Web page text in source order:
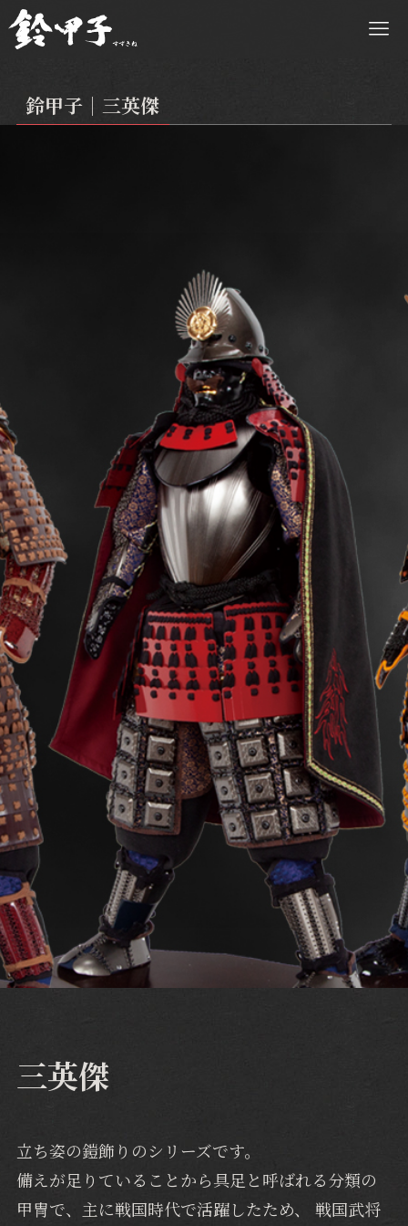
鈴甲子｜三英傑
三英傑
立ち姿の鎧飾りのシリーズです。
備えが足りていることから具足と呼ばれる分類の
甲冑で、主に戦国時代で活躍したため、 戦国武将